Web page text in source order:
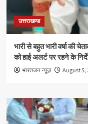
उत्तराखण्ड
भारी से बहुत भारी वर्षा की
को हाई अलर्ट पर रहने के
भारतजन न्यूज़ August 5,